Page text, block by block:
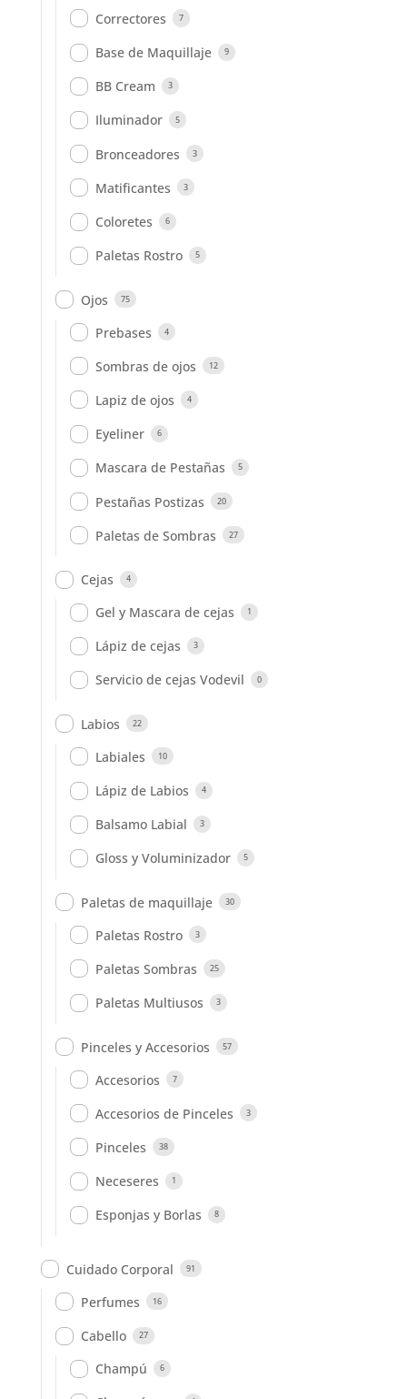
Correctores 7
Base de Maquillaje 9
BB Cream 3
Iluminador 5
Bronceadores 3
Matificantes 3
Coloretes 6
Paletas Rostro 5
Ojos 75
Prebases 4
Sombras de ojos 12
Lapiz de ojos 4
Eyeliner 6
Mascara de Pestañas 5
Pestañas Postizas 20
Paletas de Sombras 27
Cejas 4
Gel y Mascara de cejas 1
Lápiz de cejas 3
Servicio de cejas Vodevil 0
Labios 22
Labiales 10
Lápiz de Labios 4
Balsamo Labial 3
Gloss y Voluminizador 5
Paletas de maquillaje 30
Paletas Rostro 3
Paletas Sombras 25
Paletas Multiusos 3
Pinceles y Accesorios 57
Accesorios 7
Accesorios de Pinceles 3
Pinceles 38
Neceseres 1
Esponjas y Borlas 8
Cuidado Corporal 91
Perfumes 16
Cabello 27
Champú 6